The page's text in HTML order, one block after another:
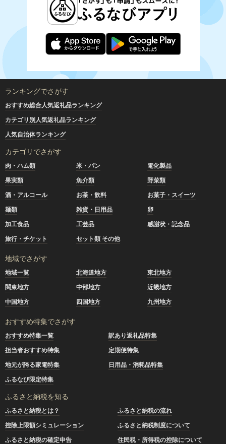
ランキングでさがす
おすすめ総合人気返礼品ランキング
カテゴリ別人気返礼品ランキング
人気自治体ランキング
カテゴリでさがす
肉・ハム類 米・パン
電化製品
果実類
魚介類
野菜類
酒・アルコール
お茶・飲料
お菓子・スイーツ
麺類
雑貨・日用品
卵
加工食品
工芸品
感謝状・記念品
旅行・チケット
セット類 その他
地域でさがす
地域一覧 北海道地方
東北地方
関東地方
中部地方
近畿地方
中国地方
四国地方 九州地方
おすすめ特集でさがす
おすすめ特集一覧
訳あり返礼品特集
担当者おすすめ特集
定期便特集
地元が誇る家電特集
日用品・消耗品特集
ふるなび限定特集
ふるさと納税を知る
ふるさと納税とは？
ふるさと納税の流れ
控除上限額シミュレーション
ふるさと納税制度について
ふるさと納税の確定申告
住民税・所得税の控除について